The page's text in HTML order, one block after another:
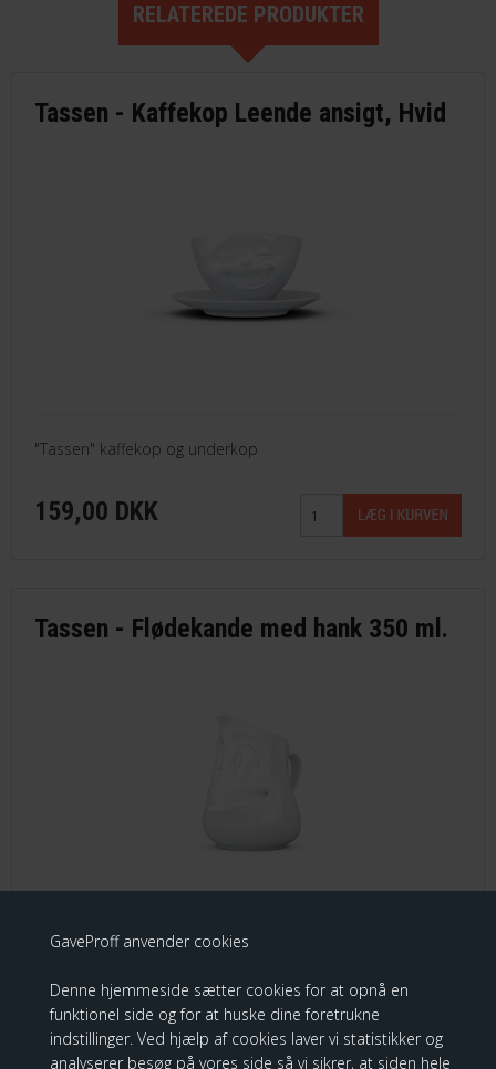
GaveProff anvender cookies
Denne hjemmeside sætter cookies for at opnå en
funktionel side og for at huske dine foretrukne
indstillinger. Ved hjælp af cookies laver vi statistikker og
analyserer besøg på vores side så vi sikrer, at siden hele
RELATEREDE PRODUKTER
Tassen - Kaffekop Leende ansigt, Hvid
"Tassen" kaffekop og underkop
159,00 DKK
Tassen - Flødekande med hank 350 ml.
319,00 DKK